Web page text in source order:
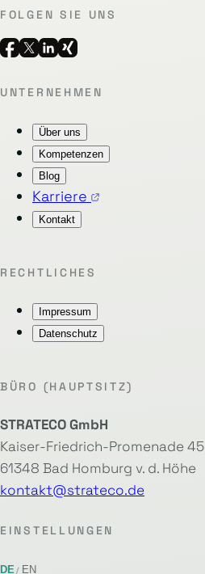
FOLGEN SIE UNS
UNTERNEHMEN
Über uns
Kompetenzen
Blog
Karriere
Kontakt
RECHTLICHES
Impressum
Datenschutz
BÜRO (HAUPTSITZ)
STRATECO GmbH
Kaiser-Friedrich-Promenade 45
61348 Bad Homburg v. d. Höhe
kontakt@strateco.de
EINSTELLUNGEN
DE EN